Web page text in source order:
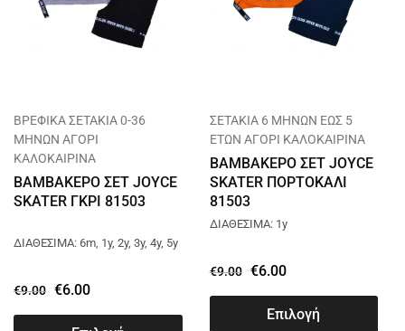
ΒΡΕΦΙΚΑ ΣΕΤΑΚΙΑ 0-36
ΜΗΝΩΝ ΑΓΟΡΙ
ΚΑΛΟΚΑΙΡΙΝΑ
ΒΑΜΒΑΚΕΡΟ ΣΕΤ JOYCE
SKATER ΓΚΡΙ 81503
ΔΙΑΘΕΣΙΜΑ: 6m, 1y, 2y, 3y, 4y, 5y
€9.00 €6.00
ΣΕΤΑΚΙΑ 6 ΜΗΝΩΝ ΕΩΣ 5
ΕΤΩΝ ΑΓΟΡΙ ΚΑΛΟΚΑΙΡΙΝΑ
ΒΑΜΒΑΚΕΡΟ ΣΕΤ JOYCE
SKATER ΠΟΡΤΟΚΑΛΙ
81503
ΔΙΑΘΕΣΙΜΑ: 1y
€9.00 €6.00
Επιλογή